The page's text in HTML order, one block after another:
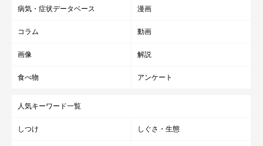
病気・症状データベース 漫画
コラム 動画
画像 解説
食べ物 アンケート
人気キーワード一覧
しつけ しぐさ・生態